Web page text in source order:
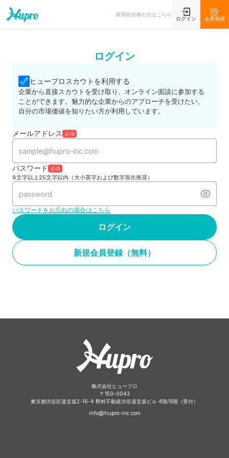
採用担当者の方はこちら
ログイン 会員登録
ログイン
ヒュープロスカウトを利用する
企業から直接スカウトを受け取り、オンライン面談に参加する
ことができます。魅力的な企業からのアプローチを受けたい、
自分の市場価値を知りたい方が利用しています。
メールアドレス 必須
パスワード 必須
8文字以上25文字以内（大小英字および数字混在推奨）
パスワードをお忘れの場合はこちら
ログイン
新規会員登録（無料）
株式会社ヒュープロ
〒 150-0043
東京都渋谷区道玄坂2-16-4 野村不動産渋谷道玄坂ビル 4階/6階（受付）
info@hupro-inc.com